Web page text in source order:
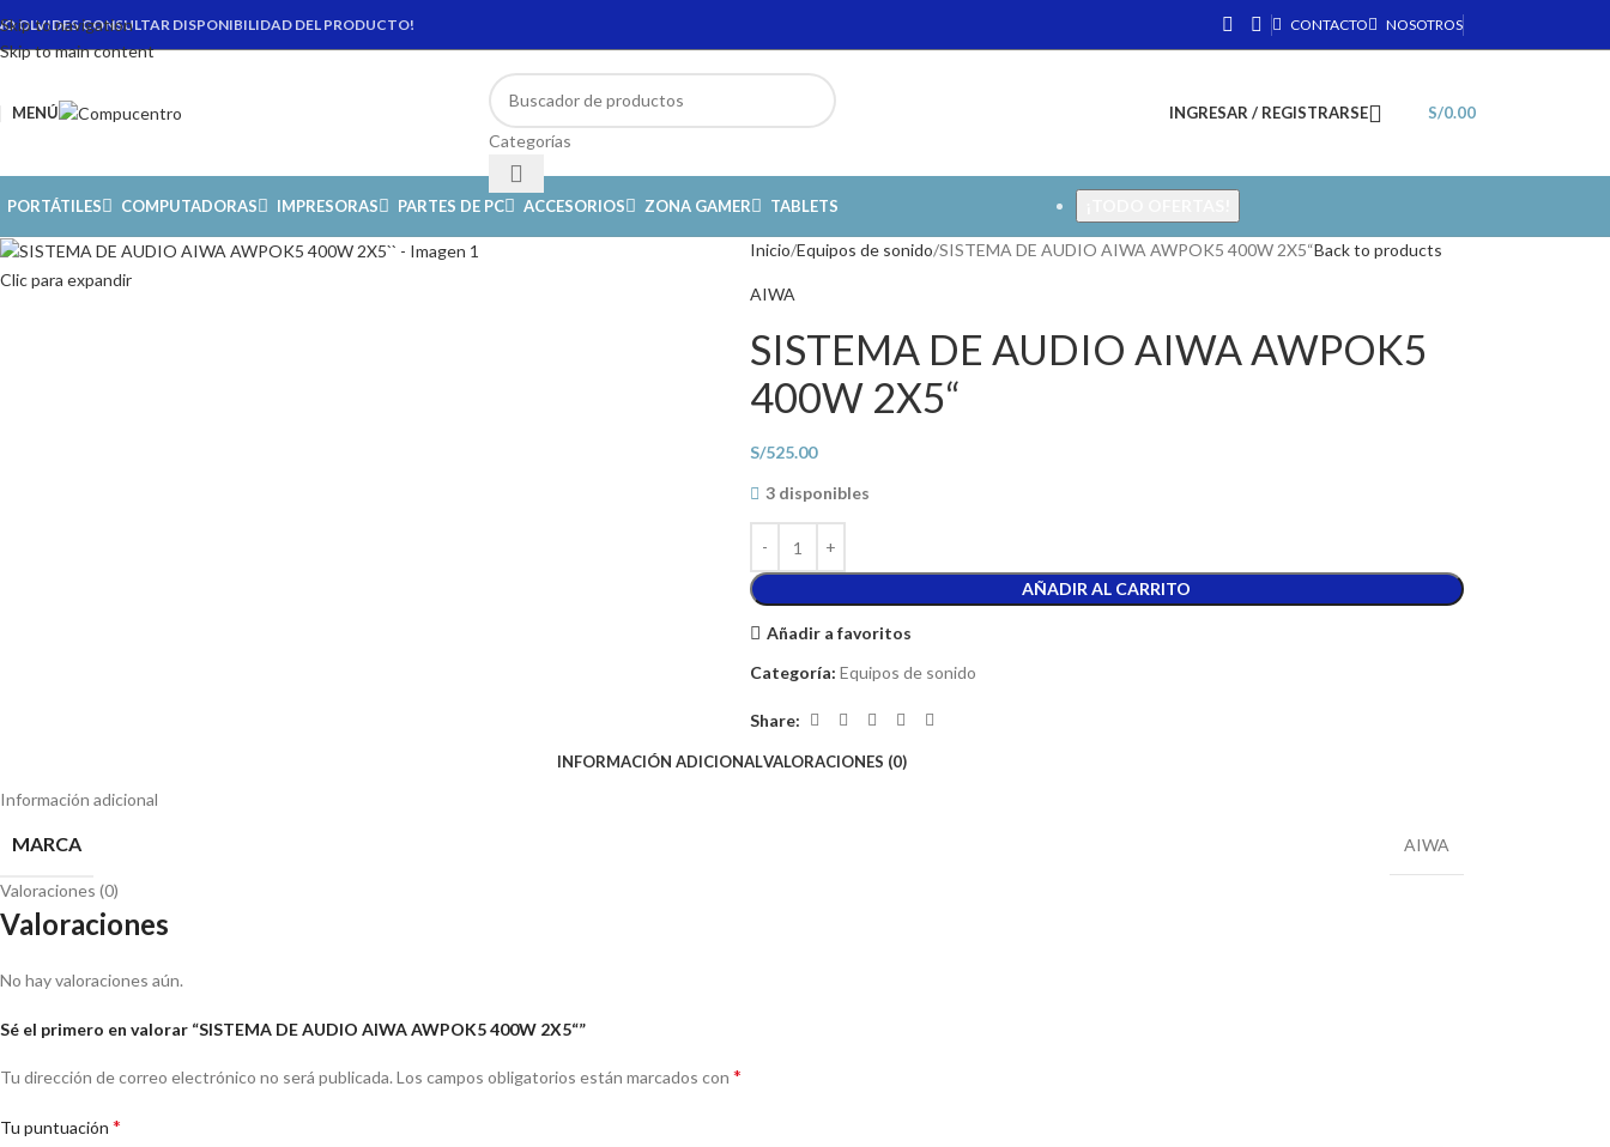
Skip to navigation
Skip to main content
OLVIDES CONSULTAR DISPONIBILIDAD DEL PRODUCTO! CONTACTO NOSOTROS
MENÚ
Categorías
INGRESAR / REGISTRARSE S/0.00
PORTÁTILES COMPUTADORAS IMPRESORAS PARTES DE PC ACCESORIOS ZONA GAMER TABLETS
Clic para expandir
Inicio Equipos de sonido SISTEMA DE AUDIO AIWA AWPOK5 400W 2X5“Back to products
AIWA
SISTEMA DE AUDIO AIWA AWPOK5
400W 2X5“
S/525.00
3 disponibles
AÑADIR AL CARRITO
Añadir a favoritos
Categoría: Equipos de sonido
Share:
INFORMACIÓN ADICIONALVALORACIONES (0)
Información adicional
MARCA AIWA
Valoraciones (0)
Valoraciones
No hay valoraciones aún.
Sé el primero en valorar “SISTEMA DE AUDIO AIWA AWPOK5 400W 2X5“”
Tu dirección de correo electrónico no será publicada. Los campos obligatorios están marcados con *
Tu puntuación *